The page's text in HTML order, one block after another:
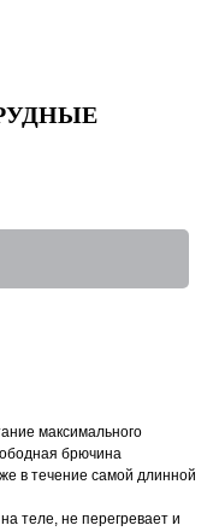
максимального
брючина
в течение самой длинной
теле, не перегревает и